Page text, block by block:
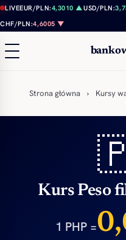
Przejdź do treści
LIVEEUR/PLN:4,3010 ▲USD/PLN:
CHF/PLN:4,6005 ▼
Strona główna › Kursy
Kurs Peso
1 PHP =